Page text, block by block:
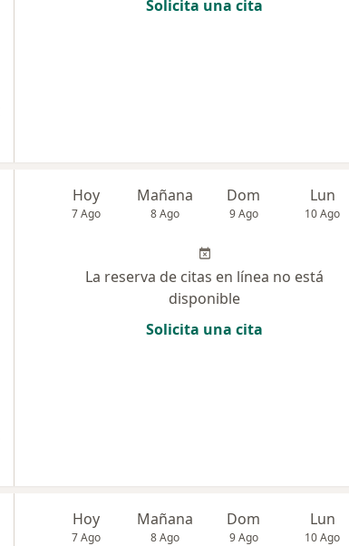
Solicita una cita
Hoy
7 Ago
Mañana
8 Ago
Dom
9 Ago
Lun
10 Ago
La reserva de citas en línea no está
disponible
Solicita una cita
Hoy
7 Ago
Mañana
8 Ago
Dom
9 Ago
Lun
10 Ago